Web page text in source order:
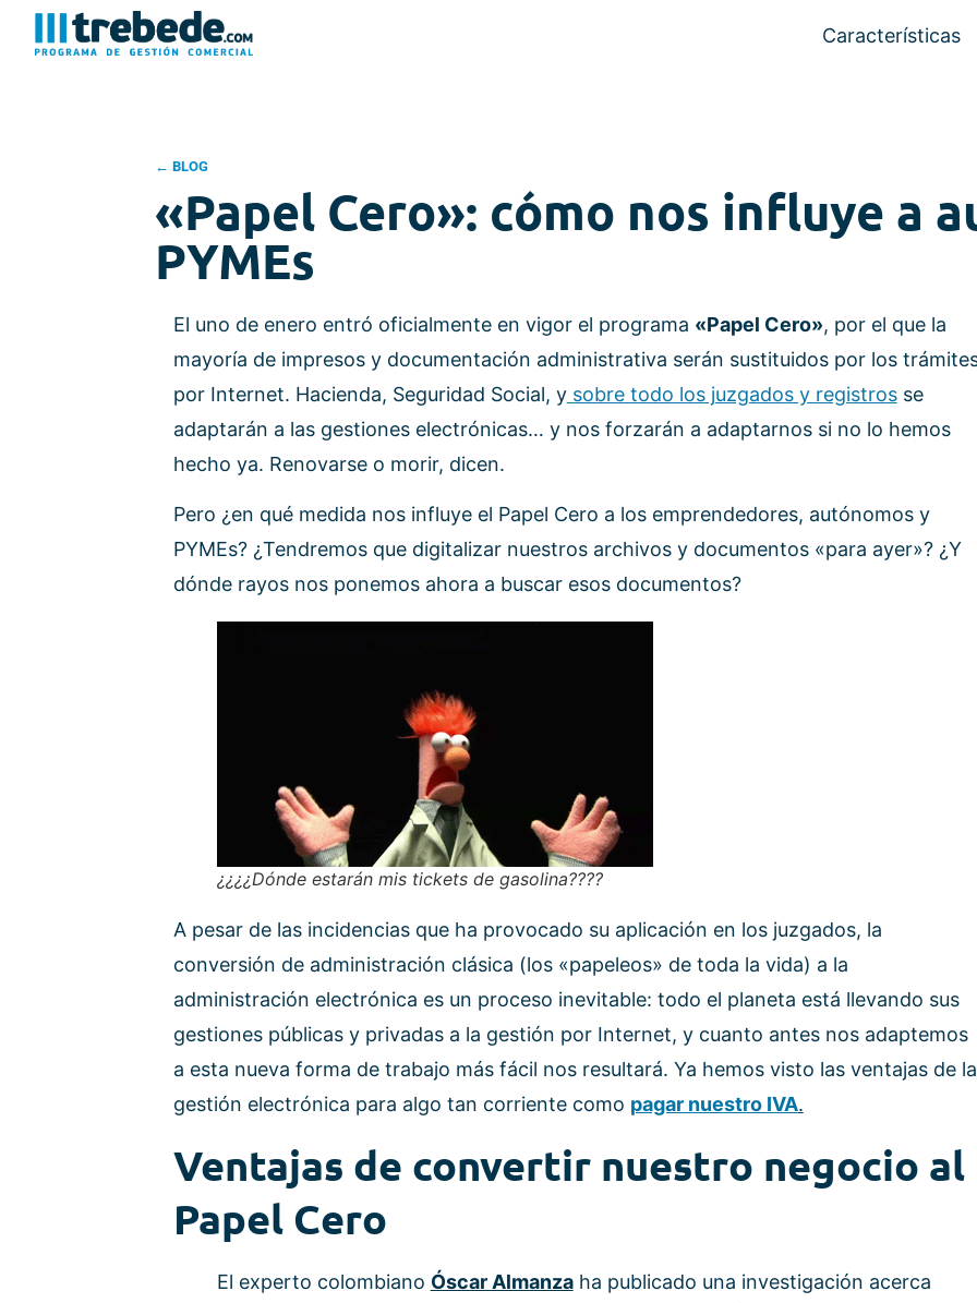
Características
← BLOG
«Papel Cero»: cómo nos influye a
PYMEs
El uno de enero entró oficialmente en vigor el programa «Papel Cero», por el que la
mayoría de impresos y documentación administrativa serán sustituidos por los
por Internet. Hacienda, Seguridad Social, ysobre todo los juzgados y registrosse
adaptarán a las gestiones electrónicas… y nos forzarán a adaptarnos si no lo hemos
hecho ya. Renovarse o morir, dicen.
Pero ¿en qué medida nos influye el Papel Cero a los emprendedores, autónomos y
PYMEs? ¿Tendremos que digitalizar nuestros archivos y documentos «para ayer»? ¿Y
dónde rayos nos ponemos ahora a buscar esos documentos?
¿¿¿¿Dónde estarán mis tickets de gasolina????
A pesar de las incidencias que ha provocado su aplicación en los juzgados, la
conversión de administración clásica (los «papeleos» de toda la vida) a la
administración electrónica es un proceso inevitable: todo el planeta está llevando sus
gestiones públicas y privadas a la gestión por Internet, y cuanto antes nos adaptemos
a esta nueva forma de trabajo más fácil nos resultará. Ya hemos visto las ventajas de la
gestión electrónica para algo tan corriente como pagar nuestro IVA.
Ventajas de convertir nuestro negocio al
Papel Cero
El experto colombiano Óscar Almanzaha publicado una investigación acerca